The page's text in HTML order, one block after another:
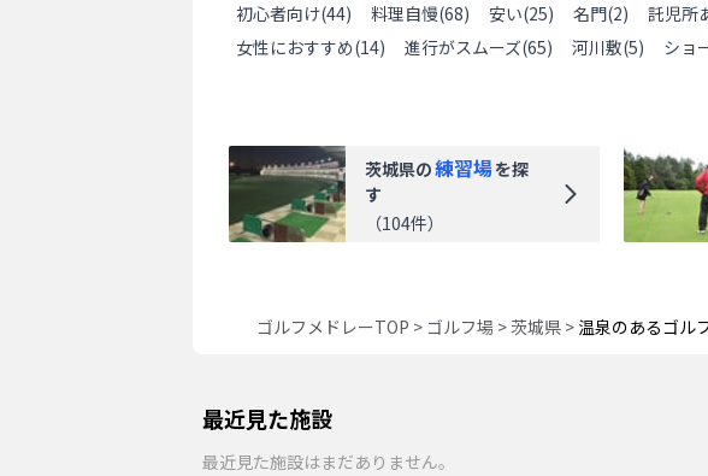
初心者向け(44) 料理自慢(68) 安い(25) 名門(2) 託児所
女性におすすめ(14) 進行がスムーズ(65) 河川敷(5) ショ
茨城県の練習場を探
す
（104件）
ゴルフメドレーTOP > ゴルフ場 > 茨城県> 温泉のあるゴル
最近見た施設
最近見た施設はまだありません。